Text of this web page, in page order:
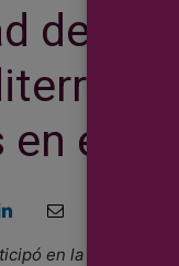
de
en el
en la feria de